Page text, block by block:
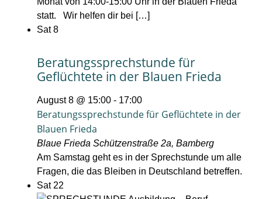
statt. Wir helfen dir bei […]
Sat8
Beratungssprechstunde für
Geflüchtete in der Blauen Frieda
August 8 @ 15:00 - 17:00
Beratungssprechstunde für Geflüchtete in der
Blauen Frieda
Blaue FriedaSchützenstraße 2a, Bamberg
Am Samstag geht es in der Sprechstunde um alle
Fragen, die das Bleiben in Deutschland betreffen.
Sat 22